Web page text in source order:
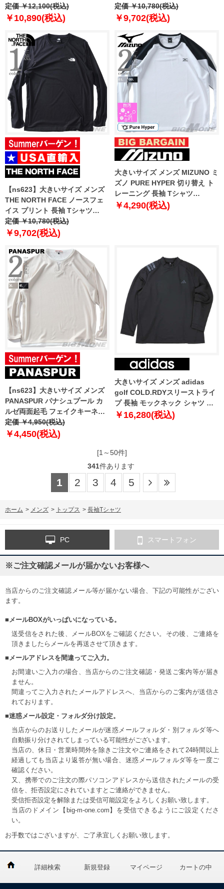
NSE TEE USA直輸入 nf0a87nn-
fn4
定価 ￥12,100(税込)
￥10,890(税込)
SIMPLE DOME TEE USA直輸入
nf0a87qn-fn4
定価 ￥10,780(税込)
￥9,702(税込)
【ns623】大きいサイズ メンズ
THE NORTH FACE ノースフェ
イス プリント 長袖 Tシャツ
SIMPLE DOME TEE USA直輸入
nf0a87qn-jk3
定価 ￥10,780(税込)
￥9,702(税込)
大きいサイズ メンズ MIZUNO ミ
ズノ PURE HYPER 切り替え ト
レーニング 長袖 Tシャツ
k2jacb40
￥4,290(税込)
【ns623】大きいサイズ メンズ
PANASPUR パナシュプール カ
ルゼ両面起毛 フェイクキーネッ
ク ロング Tシャツ 5401-604z
定価 ￥4,950(税込)
￥4,450(税込)
大きいサイズ メンズ adidas
golf COLD.RDYスリーストライ
プ 長袖 モックネック シャツ ブ
ラック 1278-5352-2 3XL 4XL
￥16,280(税込)
[1～50件]
341件あります
1 2 3 4 5
ホーム > メンズ > トップス > 長袖Tシャツ
PC スマートフォン
※ご注文確認メールが届かないお客様へ
当店からのご注文確認メール等が届かない場合、下記の可能性がござい
ます。
■メールBOXがいっぱいになっている。
送受信をされた後、メールBOXをご確認ください。その後、ご連絡を
頂きましたらメールを再送させて頂きます。
■メールアドレスを間違ってご入力。
お間違いご入力の場合、当店からのご注文確認・発送ご案内等が届き
ません。
間違ってご入力されたメールアドレスへ、当店からのご案内が送信さ
れております。
■迷惑メール設定・フォルダ分け設定。
当店からのお送りしたメールが迷惑メールフォルダ・別フォルダ等へ
自動振り分けされてしまっている可能性がございます。
当店の、休日・営業時間外を除きご注文やご連絡をされて24時間以上
経過しても当店より返答が無い場合、迷惑メールフォルダ等を一度ご
確認ください。
又、携帯でのご注文の際パソコンアドレスから送信されたメールの受
信を、拒否設定にされていますとご連絡ができません。
受信拒否設定を解除または受信可能設定をよろしくお願い致します。
当店のドメイン【big-m-one.com】を受信できるようにご設定くださ
い。
お手数ではございますが、ご了承宜しくお願い致します。
詳細検索 新規登録 マイページ カートの中